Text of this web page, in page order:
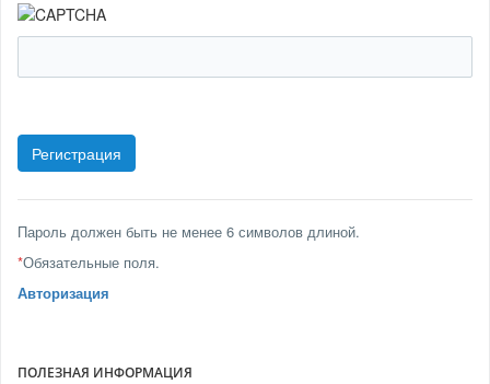
Пароль должен быть не менее 6 символов длиной.
*Обязательные поля.
Авторизация
ПОЛЕЗНАЯ ИНФОРМАЦИЯ